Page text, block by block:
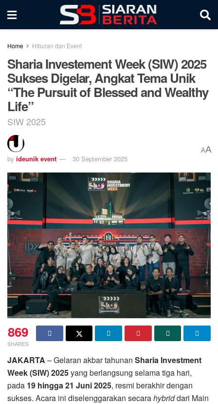
Home Hiburan dan Event
Sharia Investement Week (SIW) 2025
Sukses Digelar, Angkat Tema Unik
“The Pursuit of Blessed and Wealthy
Life”
SIW 2025
by ideunik event 30 September 2025
AA
869
SHARES
JAKARTA – Gelaran akbar tahunan Sharia Investment
Week (SIW) 2025yang berlangsung selama tiga hari,
pada 19 hingga 21 Juni 2025, resmi berakhir dengan
sukses. Acara ini diselenggarakan secarahybriddari Main